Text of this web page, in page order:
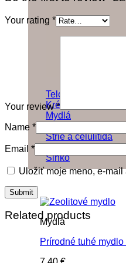
Telové mlieka,
Krémy na ruky
Mydlá
Strie a celulitída
Dezodoranty,
Slnko
Mydlá
Prírodné tuhé
Your rating *
Your review*
Name *
Email *
Uložiť moje meno, e-
Related products